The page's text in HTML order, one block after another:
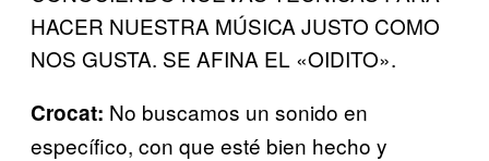
HACER NUESTRA MÚSICA JUSTO COMO
NOS GUSTA. SE AFINA EL «OIDITO».
Crocat: No buscamos un sonido en
específico, con que esté bien hecho y